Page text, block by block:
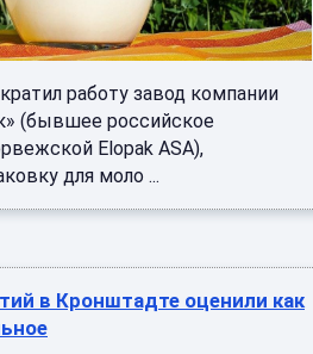
работу завод компании
(бывшее российское
Elopak ASA),
для моло ...
в Кронштадте оценили как